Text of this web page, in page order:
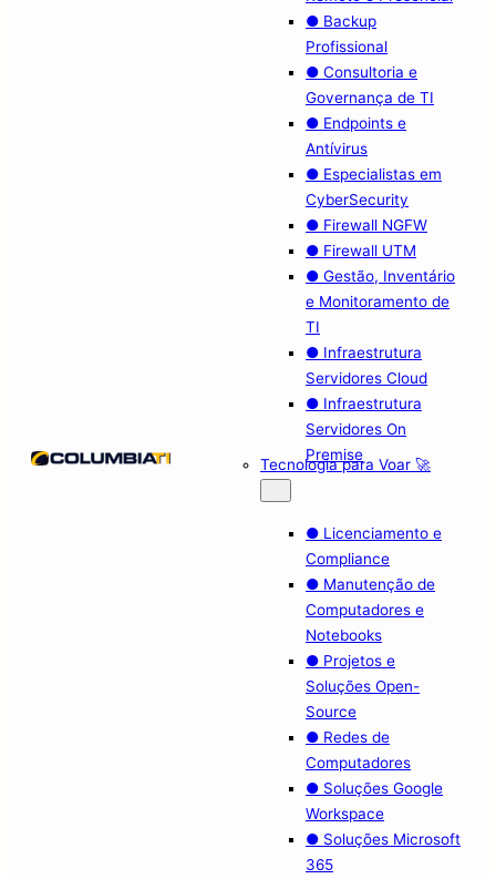
● Backup
Profissional
● Consultoria e
Governança de TI
● Endpoints e
Antívirus
● Especialistas em
CyberSecurity
● Firewall NGFW
● Firewall UTM
● Gestão, Inventário
e Monitoramento de
TI
● Infraestrutura
Servidores Cloud
● Infraestrutura
Servidores On
Premise
Tecnologia para Voar 🚀
● Licenciamento e
Compliance
● Manutenção de
Computadores e
Notebooks
● Projetos e
Soluções Open-
Source
● Redes de
Computadores
● Soluções Google
Workspace
● Soluções Microsoft
365